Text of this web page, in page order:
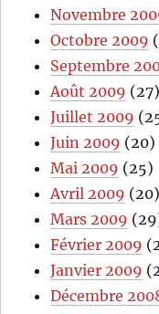
Novembre
Octobre 2009
Septembre
Août 2009 (27)
Juillet 2009
Juin 2009 (20)
Mai 2009 (25)
Avril 2009 (20)
Mars 2009
Février 2009
Janvier 2009
Décembre